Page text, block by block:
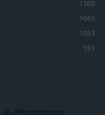
1300
1065
1053
591